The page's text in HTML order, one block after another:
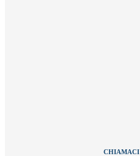
CHIAMACI